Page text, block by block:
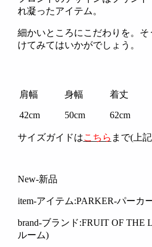
れ凝ったアイテム。
細かいところにこだわりを。
けてみてはいかがでしょう。
肩幅 身幅 着丈
42cm 50cm 62cm
サイズガイドはこちら まで(上
New-新品
item-アイテム:PARKER-パーカ
brand-ブランド:FRUIT OF THE
ルーム)